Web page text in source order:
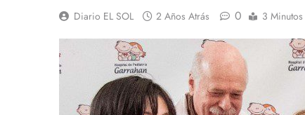
Diario EL SOL 2 Años Atrás 0 3 Minutos